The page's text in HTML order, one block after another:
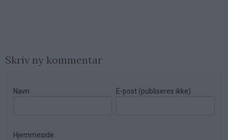
Skriv ny kommentar
Navn E-post (publiseres ikke)
Hjemmeside